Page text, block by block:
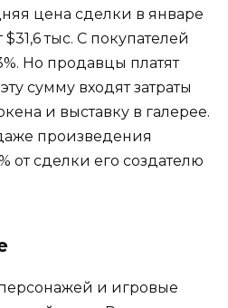
цена сделки в январе
тыс. С покупателей
Но продавцы платят
сумму входят затраты
и выставку в галерее.
произведения
от сделки его создателю
и игровые